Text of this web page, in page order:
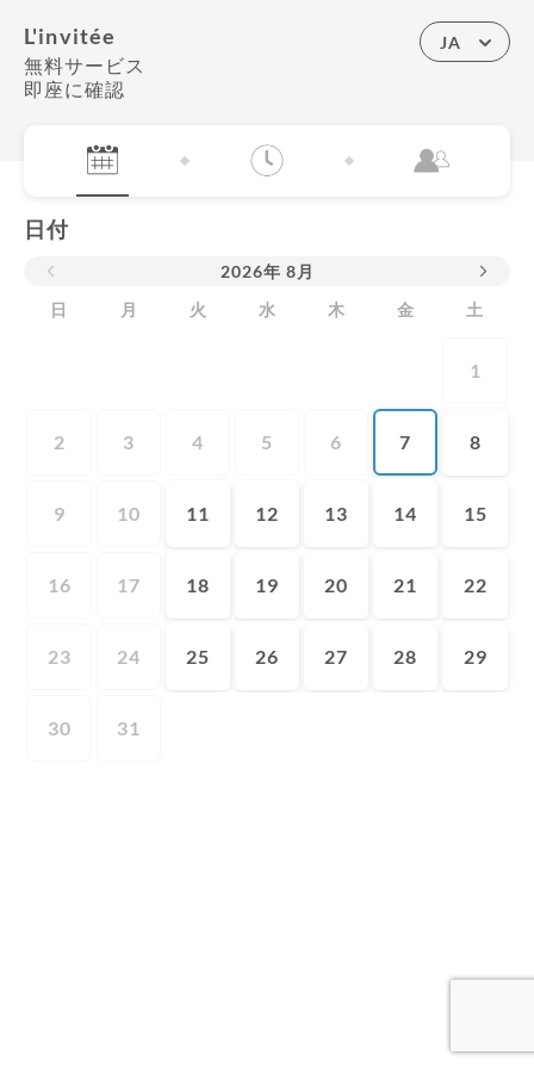
L'invitée
無料サービス
即座に確認
JA
日付
2026年 8月
日
月 火 水 木 金 土
1
2 3 4 5 6 7 8
9 10 11 12 13 14 15
16 17 18 19 20 21 22
23 24 25 26 27 28 29
30 31